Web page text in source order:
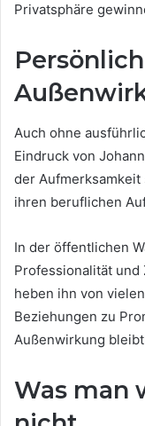
Privatsphäre
Auch ohne
Eindruck von
der
ihren beruflichen
In der öffentlichen
Professionalität und
heben ihn von
Beziehungen zu
Außenwirkung
Was man